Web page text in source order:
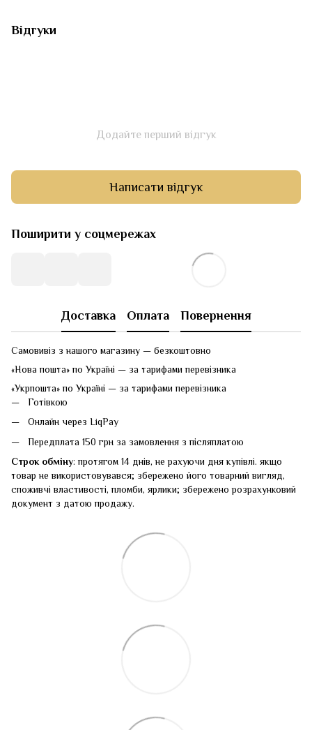
Відгуки
Додайте перший відгук
Написати відгук
Поширити у соцмережах
Доставка Оплата Повернення
Самовивіз з нашого магазину — безкоштовно
«Нова пошта» по Україні — за тарифами перевізника
«Укрпошта» по Україні — за тарифами перевізника
Готівкою
Онлайн через LiqPay
Передплата 150 грн за замовлення з післяплатою
Строк обміну: протягом 14 днів, не рахуючи дня купівлі. якщо
товар не використовувався; збережено його товарний вигляд,
споживчі властивості, пломби, ярлики; збережено розрахунковий
документ з датою продажу.